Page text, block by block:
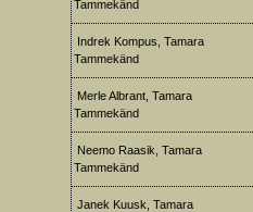
Tammekänd
Indrek Kompus, Tamara
Tammekänd
Merle Albrant, Tamara
Tammekänd
Neemo Raasik, Tamara
Tammekänd
Janek Kuusk, Tamara